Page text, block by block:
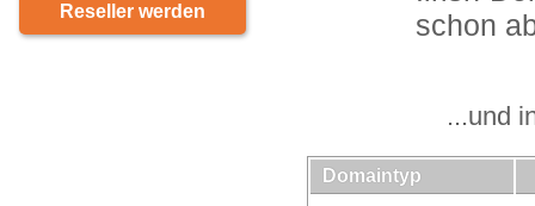
schon
...und
Domaintyp
Reseller werden